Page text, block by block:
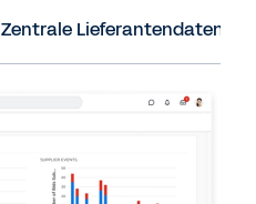
Zentrale Lieferantendaten